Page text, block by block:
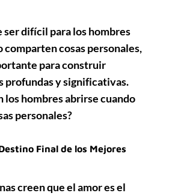
ser difícil para los hombres
comparten cosas personales,
para construir
profundas y significativas.
los hombres abrirse cuando
personales?
Final de los Mejores
creen que el amor es el